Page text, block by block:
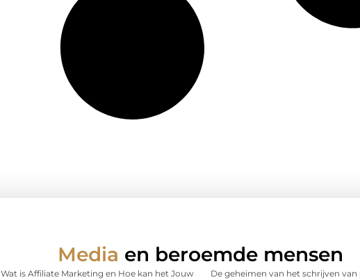
Media en beroemde mensen
Wat is Affiliate Marketing en Hoe kan het Jouw
De geheimen van het schrijven